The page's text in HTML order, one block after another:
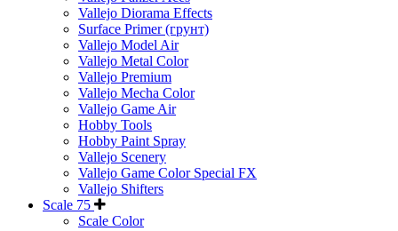
Vallejo Diorama Effects
Surface Primer (грунт)
Vallejo Model Air
Vallejo Metal Color
Vallejo Premium
Vallejo Mecha Color
Vallejo Game Air
Hobby Tools
Hobby Paint Spray
Vallejo Scenery
Vallejo Game Color Special FX
Vallejo Shifters
Scale 75
Scale Color